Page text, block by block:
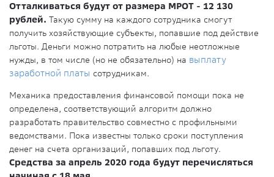
Отталкиваться будут от размера МРОТ - 12 130
рублей. Такую сумму на каждого сотрудника смогут
получить хозяйствующие субъекты, попавшие под действие
льготы. Деньги можно потратить на любые неотложные
нужды, в том числе (но не обязательно) на выплату
заработной платы сотрудникам.
Механика предоставления финансовой помощи пока не
определена, соответствующий алгоритм должно
разработать правительство совместно с профильными
ведомствами. Пока известны только сроки поступления
денег на счета организаций, попавших под льготу.
Средства за апрель 2020 года будут перечисляться